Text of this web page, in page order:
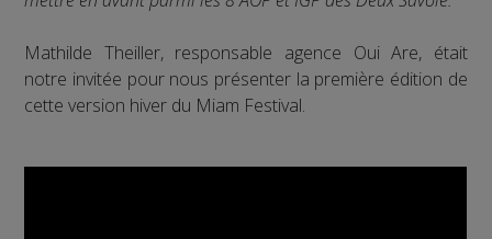
Mathilde Theiller, responsable agence Oui Are, était
notre invitée pour nous présenter la première édition de
cette version hiver du Miam Festival.